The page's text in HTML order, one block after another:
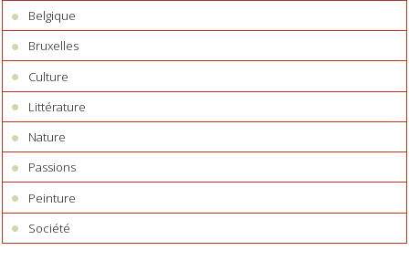
Belgique
Bruxelles
Culture
Littérature
Nature
Passions
Peinture
Société